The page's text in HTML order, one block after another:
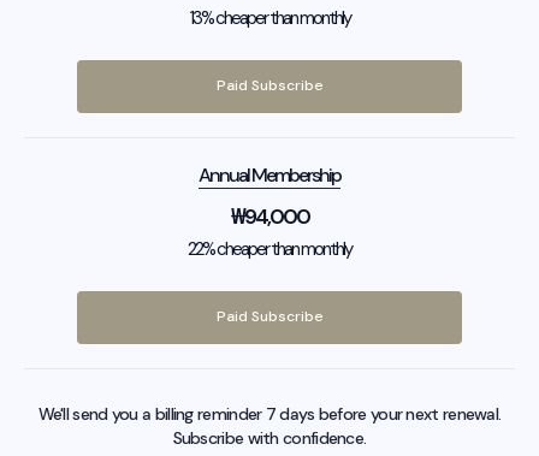
13% cheaper than monthly
Paid Subscribe
Annual Membership
₩94,000
22% cheaper than monthly
Paid Subscribe
We'll send you a billing reminder 7 days before your next renewal.
Subscribe with confidence.